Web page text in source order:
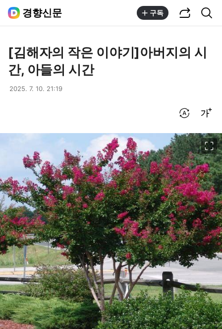
경향신문 구독
[김해자의 작은 이야기]아버지의 시
간, 아들의 시간
2025. 7. 10. 21:19